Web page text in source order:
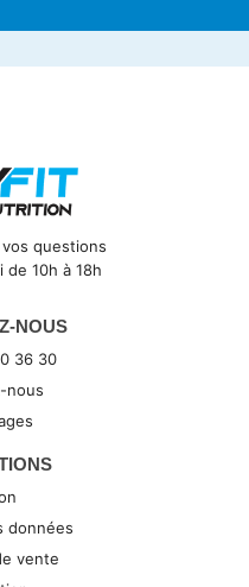
questions
de 10h à 18h
NOUS
36 30
nous
données
vente